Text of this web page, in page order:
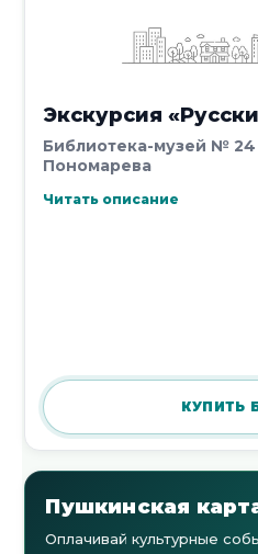
Экскурсия
Библиотека-музей №
Пономарева
Читать описание
КУПИТЬ
Пушкинская
Оплачивай культурные